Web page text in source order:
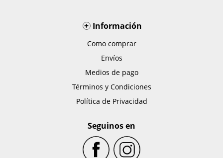
+Información
Como comprar
Envíos
Medios de pago
Términos y Condiciones
Política de Privacidad
Seguinos en